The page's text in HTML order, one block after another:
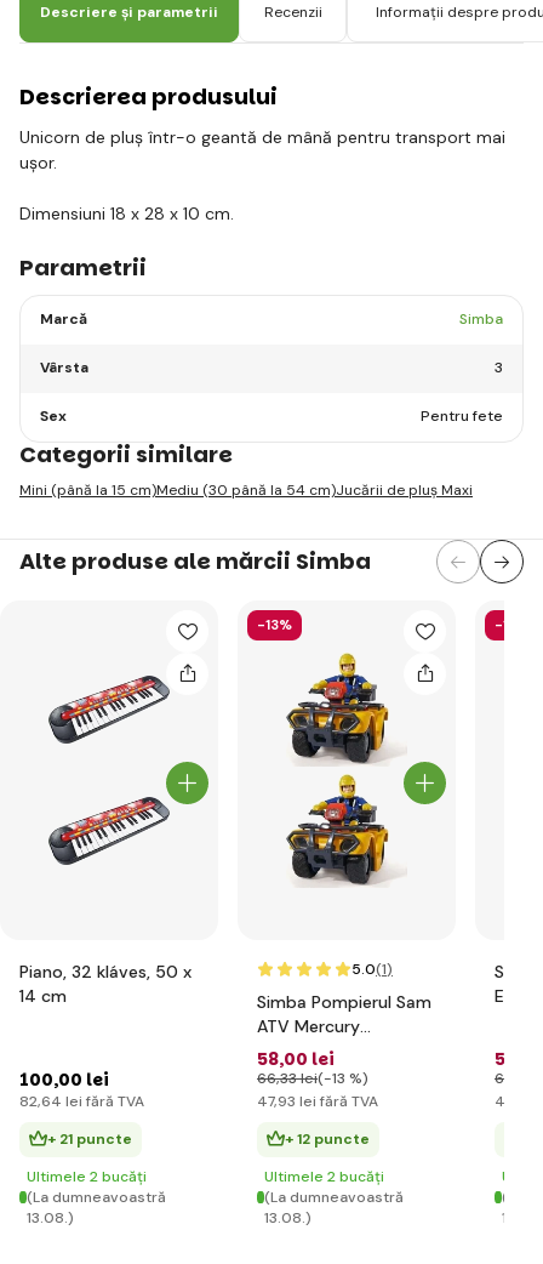
Descriere și parametrii Recenzii Informații despre
Descrierea produsului
Unicorn de pluș într-o geantă de mână pentru transport mai
ușor.
Dimensiuni 18 x 28 x 10 cm.
Parametrii
Marcă Simba
Vârsta 3
Sex Pentru fete
Categorii similare
Mini (până la 15 cm)Mediu (30 până la 54 cm)Jucării de pluș Maxi
Alte produse ale mărcii Simba
Piano, 32 kláves, 50 x
14 cm
100,00 lei
82,64 lei fără TVA
+ 21 puncte
Ultimele 2 bucăți
(La dumneavoastră
13.08.)
-13%
5.0(1)
Simba Pompierul Sam
ATV Mercury
9257657
58,00 lei
66,33 lei(-13 %)
47,93 lei fără TVA
+ 12 puncte
Ultimele 2 bucăți
(La dumneavoastră
13.08.)
-14%
52
60
42
(La